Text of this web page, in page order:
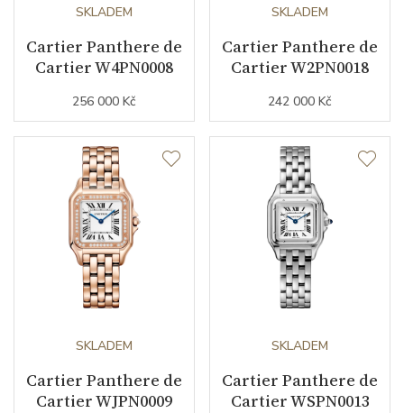
Sekundová ručka
Číselník
Barva číselníku stříbrná
Indexy číselníku římské číslice
Řemínek / Spona
Materiál řemínku nerezová ocel
Doplňující údaje
SKLADEM
Cartier Panthere de
Cartier W4PN0008
256 000 Kč
SKLADEM
Cartier Panthere de
Cartier W2PN0018
242 000 Kč
SKLADEM
Cartier Panthere de
Cartier WJPN0009
SKLADEM
Cartier Panthere de
Cartier WSPN0013